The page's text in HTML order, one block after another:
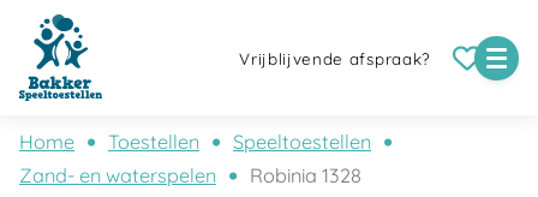
Vrijblijvende afspraak?
Home Toestellen
Speeltoestellen
Zand- en waterspelen
Robinia 1328